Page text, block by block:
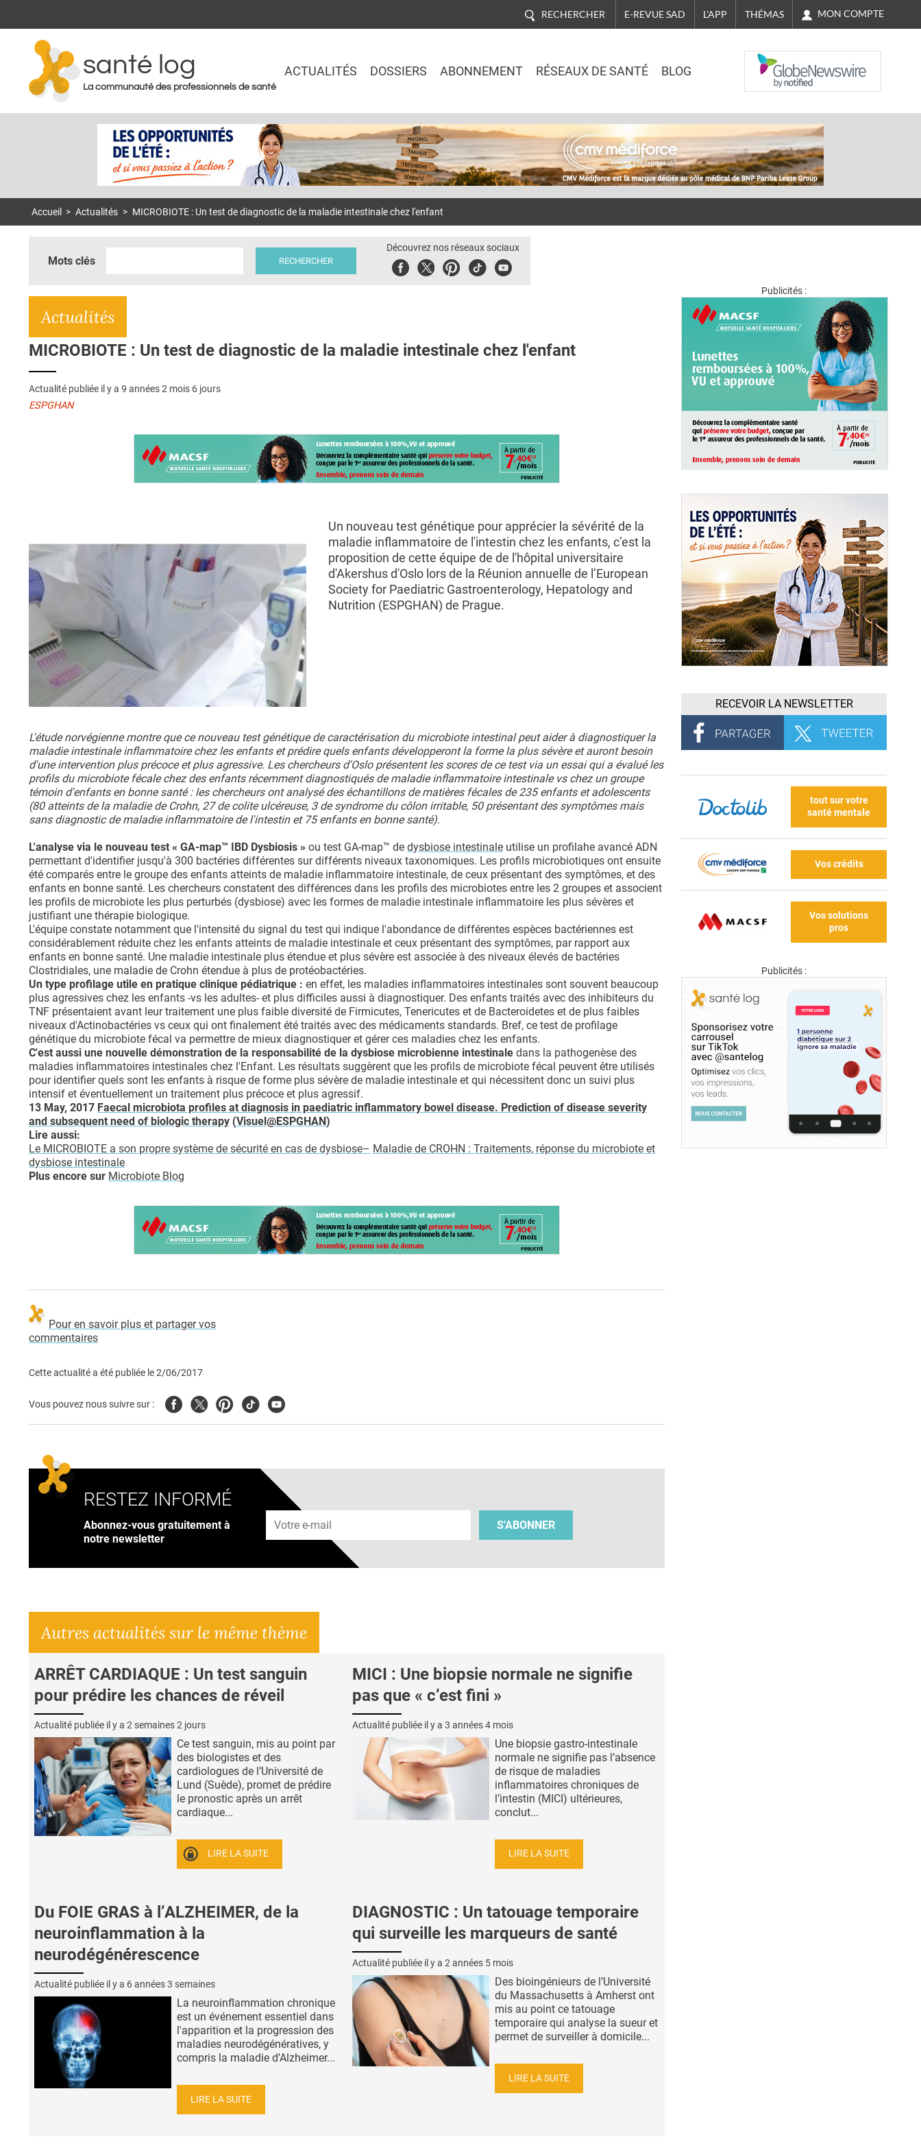
RECHERCHER E-REVUE SAD L'APP THÉMAS MON COMPTE
santé log
La communauté des professionnels de santé
ACTUALITÉS DOSSIERS ABONNEMENT RÉSEAUX DE SANTÉ BLOG
NASDAQ
Accueil > Actualités > MICROBIOTE : Un test de diagnostic de la maladie intestinale chez l'enfant
Mots clés
Découvrez nos réseaux sociaux
FacebookTwitterPinterest
TiktokYoubute
Actualités
MICROBIOTE : Un test de diagnostic de la maladie intestinale chez l'enfant
Actualité publiée il y a 9 années 2 mois 6 jours
ESPGHAN
Un nouveau test génétique pour apprécier la sévérité de la
maladie inflammatoire de l'intestin chez les enfants, c’est la
proposition de cette équipe de de l'hôpital universitaire
d'Akershus d'Oslo lors de la Réunion annuelle de l’European
Society for Paediatric Gastroenterology, Hepatology and
Nutrition (ESPGHAN) de Prague.
L'étude norvégienne montre que ce nouveau test génétique de caractérisation du microbiote intestinal peut aider à diagnostiquer la
maladie intestinale inflammatoire chez les enfants et prédire quels enfants développeront la forme la plus sévère et auront besoin
d'une intervention plus précoce et plus agressive. Les chercheurs d'Oslo présentent les scores de ce test via un essai qui a évalué les
profils du microbiote fécale chez des enfants récemment diagnostiqués de maladie inflammatoire intestinale vs chez un groupe
témoin d'enfants en bonne santé : les chercheurs ont analysé des échantillons de matières fécales de 235 enfants et adolescents
(80 atteints de la maladie de Crohn, 27 de colite ulcéreuse, 3 de syndrome du côlon irritable, 50 présentant des symptômes mais
sans diagnostic de maladie inflammatoire de l'intestin et 75 enfants en bonne santé).
L'analyse via le nouveau test « GA-map™ IBD Dysbiosis » ou test GA-map™ de dysbiose intestinale utilise un profilahe avancé ADN
permettant d'identifier jusqu'à 300 bactéries différentes sur différents niveaux taxonomiques. Les profils microbiotiques ont ensuite
été comparés entre le groupe des enfants atteints de maladie inflammatoire intestinale, de ceux présentant des symptômes, et des
enfants en bonne santé. Les chercheurs constatent des différences dans les profils des microbiotes entre les 2 groupes et associent
les profils de microbiote les plus perturbés (dysbiose) avec les formes de maladie intestinale inflammatoire les plus sévères et
justifiant une thérapie biologique.
L'équipe constate notamment que l'intensité du signal du test qui indique l'abondance de différentes espèces bactériennes est
considérablement réduite chez les enfants atteints de maladie intestinale et ceux présentant des symptômes, par rapport aux
enfants en bonne santé. Une maladie intestinale plus étendue et plus sévère est associée à des niveaux élevés de bactéries
Clostridiales, une maladie de Crohn étendue à plus de protéobactéries.
Un type profilage utile en pratique clinique pédiatrique : en effet, les maladies inflammatoires intestinales sont souvent beaucoup
plus agressives chez les enfants -vs les adultes- et plus difficiles aussi à diagnostiquer. Des enfants traités avec des inhibiteurs du
TNF présentaient avant leur traitement une plus faible diversité de Firmicutes, Tenericutes et de Bacteroidetes et de plus faibles
niveaux d'Actinobactéries vs ceux qui ont finalement été traités avec des médicaments standards. Bref, ce test de profilage
génétique du microbiote fécal va permettre de mieux diagnostiquer et gérer ces maladies chez les enfants.
C'est aussi une nouvelle démonstration de la responsabilité de la dysbiose microbienne intestinale dans la pathogenèse des
maladies inflammatoires intestinales chez l'Enfant. Les résultats suggèrent que les profils de microbiote fécal peuvent être utilisés
pour identifier quels sont les enfants à risque de forme plus sévère de maladie intestinale et qui nécessitent donc un suivi plus
intensif et éventuellement un traitement plus précoce et plus agressif.
13 May, 2017 Faecal microbiota profiles at diagnosis in paediatric inflammatory bowel disease. Prediction of disease severity
and subsequent need of biologic therapy (Visuel@ESPGHAN)
Lire aussi:
Le MICROBIOTE a son propre système de sécurité en cas de dysbiose– Maladie de CROHN : Traitements, réponse du microbiote et
dysbiose intestinale
Plus encore sur Microbiote Blog
Pour en savoir plus et partager vos
commentaires
Cette actualité a été publiée le2/06/2017
Vous pouvez nous suivre sur : FacebookTwitterPinterest
TiktokYoutube
RESTEZ INFORMÉ
Abonnez-vous gratuitement à
notre newsletter
Adresse e-mail
S'ABONNER
Autres actualités sur le même thème
ARRÊT CARDIAQUE : Un test sanguin
pour prédire les chances de réveil
Actualité publiée il y a 2 semaines 2 jours
Ce test sanguin, mis au point par
des biologistes et des
cardiologues de l’Université de
Lund (Suède), promet de prédire
le pronostic après un arrêt
cardiaque...
LIRE LA SUITE
MICI : Une biopsie normale ne signifie
pas que « c’est fini »
Actualité publiée il y a 3 années 4 mois
Une biopsie gastro-intestinale
normale ne signifie pas l’absence
de risque de maladies
inflammatoires chroniques de
l’intestin (MICI) ultérieures,
conclut...
LIRE LA SUITE
Du FOIE GRAS à l’ALZHEIMER, de la
neuroinflammation à la
neurodégénérescence
Actualité publiée il y a 6 années 3 semaines
La neuroinflammation chronique
est un événement essentiel dans
l'apparition et la progression des
maladies neurodégénératives, y
compris la maladie d'Alzheimer...
LIRE LA SUITE
DIAGNOSTIC : Un tatouage temporaire
qui surveille les marqueurs de santé
Actualité publiée il y a 2 années 5 mois
Des bioingénieurs de l’Université
du Massachusetts à Amherst ont
mis au point ce tatouage
temporaire qui analyse la sueur et
permet de surveiller à domicile...
LIRE LA SUITE
Publicités :
RECEVOIR LA NEWSLETTER
tout sur votre
santé mentale
Vos crédits
Vos solutions
pros
Publicités :